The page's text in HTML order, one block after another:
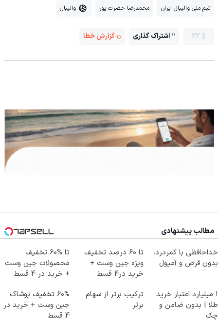
تیم ملی والیبال ایران محمدرضا حضرت پور والیبال
22 اشتراک گذاری گزارش خطا
مطالب پیشنهادی
خداحافظی با کمردرد،
بدون قرص و آمپول
تا 60 درصد تخفیف
ویژه جین وست +
خرید در4 قسط
تا %60 تخفیف
محصولات جین وست
+ خرید در 4 قسط
۱ میلیارد اعتبار خرید
طلا | بدون ضامن و
چک
ترکیب برتر از سهام
برتر
60% تخفیف پوشاک
جین وست + خرید در
4 قسط